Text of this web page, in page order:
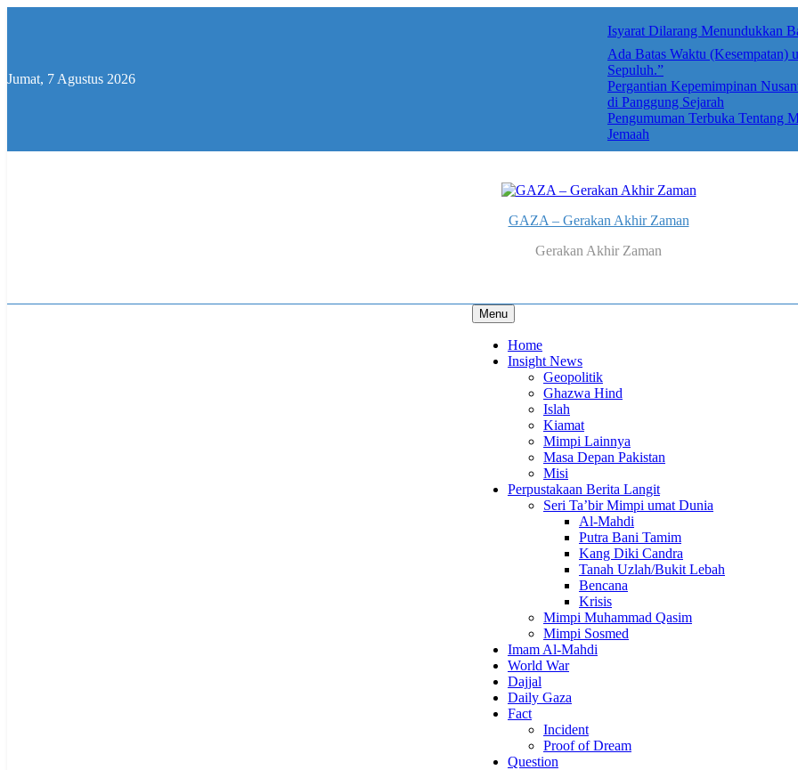
Jumat, 7 Agustus 2026
Ada Batas Waktu (Kesempatan)
Sepuluh.”
Pergantian Kepemimpinan
di Panggung Sejarah
Pengumuman Terbuka Tentang
Jemaah
GAZA – Gerakan Akhir Zaman
Gerakan Akhir Zaman
Menu
Home
Insight News
Geopolitik
Ghazwa Hind
Islah
Kiamat
Mimpi Lainnya
Masa Depan Pakistan
Misi
Perpustakaan Berita Langit
Seri Ta’bir Mimpi umat Dunia
Al-Mahdi
Putra Bani Tamim
Kang Diki Candra
Tanah Uzlah/Bukit Lebah
Bencana
Krisis
Mimpi Muhammad Qasim
Mimpi Sosmed
Imam Al-Mahdi
World War
Dajjal
Daily Gaza
Fact
Incident
Proof of Dream
Question